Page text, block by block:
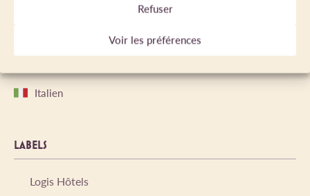
Refuser
Voir les préférences
LANGUES PARLÉES
Italien
LABELS
Logis Hôtels